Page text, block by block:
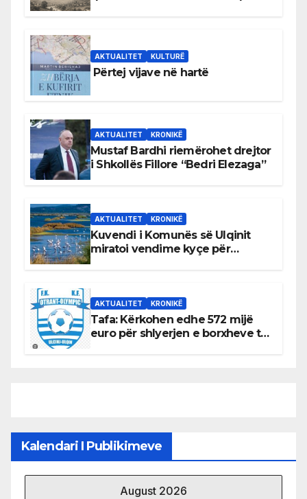
AKTUALITET KULTURË
Përtej vijave në hartë
AKTUALITET KRONIKË
Mustaf Bardhi riemërohet drejtor
i Shkollës Fillore “Bedri Elezaga”
AKTUALITET KRONIKË
Kuvendi i Komunës së Ulqinit
miratoi vendime kyçe për
AKTUALITET KRONIKË
Tafa: Kërkohen edhe 572 mijë
euro për shlyerjen e borxheve të
Kalendari I Publikimeve
August 2026